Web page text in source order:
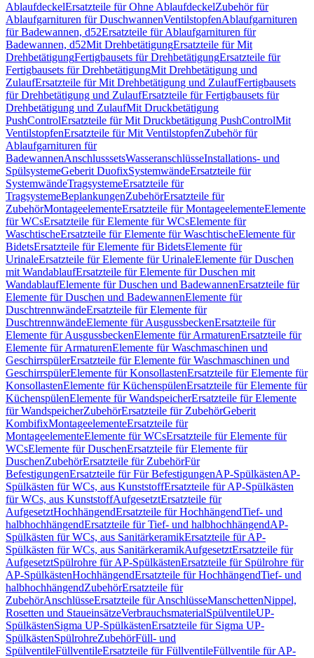
AblaufdeckelErsatzteile für Ohne AblaufdeckelZubehör für
Ablaufgarnituren für DuschwannenVentilstopfenAblaufgarnituren
für Badewannen, d52Ersatzteile für Ablaufgarnituren für
Badewannen, d52Mit DrehbetätigungErsatzteile für Mit
DrehbetätigungFertigbausets für DrehbetätigungErsatzteile für
Fertigbausets für DrehbetätigungMit Drehbetätigung und
ZulaufErsatzteile für Mit Drehbetätigung und ZulaufFertigbausets
für Drehbetätigung und ZulaufErsatzteile für Fertigbausets für
Drehbetätigung und ZulaufMit Druckbetätigung
PushControlErsatzteile für Mit Druckbetätigung PushControlMit
VentilstopfenErsatzteile für Mit VentilstopfenZubehör für
Ablaufgarnituren für
BadewannenAnschlusssetsWasseranschlüsseInstallations- und
SpülsystemeGeberit DuofixSystemwändeErsatzteile für
SystemwändeTragsystemeErsatzteile für
TragsystemeBeplankungenZubehörErsatzteile für
ZubehörMontageelementeErsatzteile für MontageelementeElemente
für WCsErsatzteile für Elemente für WCsElemente für
WaschtischeErsatzteile für Elemente für WaschtischeElemente für
BidetsErsatzteile für Elemente für BidetsElemente für
UrinaleErsatzteile für Elemente für UrinaleElemente für Duschen
mit WandablaufErsatzteile für Elemente für Duschen mit
WandablaufElemente für Duschen und BadewannenErsatzteile für
Elemente für Duschen und BadewannenElemente für
DuschtrennwändeErsatzteile für Elemente für
DuschtrennwändeElemente für AusgussbeckenErsatzteile für
Elemente für AusgussbeckenElemente für ArmaturenErsatzteile für
Elemente für ArmaturenElemente für Waschmaschinen und
GeschirrspülerErsatzteile für Elemente für Waschmaschinen und
GeschirrspülerElemente für KonsollastenErsatzteile für Elemente für
KonsollastenElemente für KüchenspülenErsatzteile für Elemente für
KüchenspülenElemente für WandspeicherErsatzteile für Elemente
für WandspeicherZubehörErsatzteile für ZubehörGeberit
KombifixMontageelementeErsatzteile für
MontageelementeElemente für WCsErsatzteile für Elemente für
WCsElemente für DuschenErsatzteile für Elemente für
DuschenZubehörErsatzteile für ZubehörFür
BefestigungenErsatzteile für Für BefestigungenAP-SpülkästenAP-
Spülkästen für WCs, aus KunststoffErsatzteile für AP-Spülkästen
für WCs, aus KunststoffAufgesetztErsatzteile für
AufgesetztHochhängendErsatzteile für HochhängendTief- und
halbhochhängendErsatzteile für Tief- und halbhochhängendAP-
Spülkästen für WCs, aus SanitärkeramikErsatzteile für AP-
Spülkästen für WCs, aus SanitärkeramikAufgesetztErsatzteile für
AufgesetztSpülrohre für AP-SpülkästenErsatzteile für Spülrohre für
AP-SpülkästenHochhängendErsatzteile für HochhängendTief- und
halbhochhängendZubehörErsatzteile für
ZubehörAnschlüsseErsatzteile für AnschlüsseManschettenNippel,
Rosetten und StaueinsätzeVerbrauchsmaterialSpülventileUP-
SpülkästenSigma UP-SpülkästenErsatzteile für Sigma UP-
SpülkästenSpülrohreZubehörFüll- und
SpülventileFüllventileErsatzteile für FüllventileFüllventile für AP-